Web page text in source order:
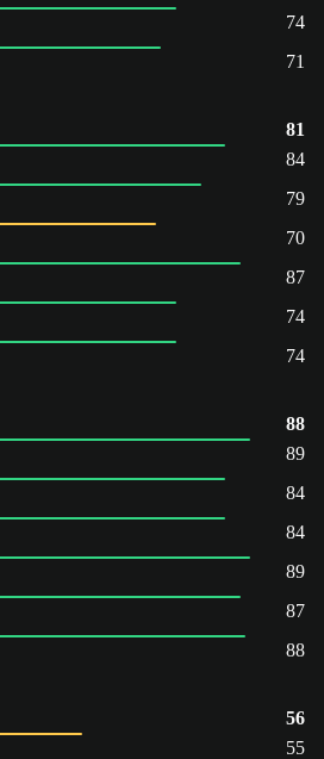
74
71
81
84
79
70
87
74
74
88
89
84
84
89
87
88
56
55